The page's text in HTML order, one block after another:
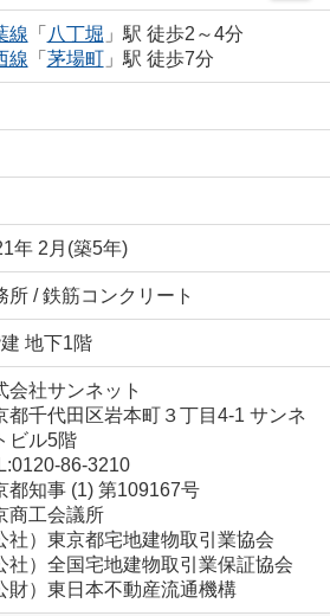
線 「 八丁堀 」駅 徒歩2～4分
線 「 茅場町」駅 徒歩7分
年 2月(築5年)
所 / 鉄筋コンクリート
地下1階
会社サンネット
都千代田区岩本町３丁目4-1 サンネ
ビル5階
86-3210
都知事 (1) 第109167号
商工会議所
社）東京都宅地建物取引業協会
社）全国宅地建物取引業保証協会
財）東日本不動産流通機構